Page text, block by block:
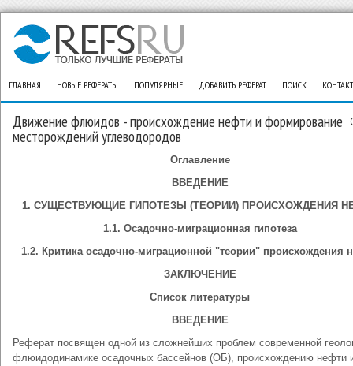
ГЛАВНАЯ НОВЫЕ РЕФЕРАТЫ ПОПУЛЯРНЫЕ ДОБАВИТЬ РЕФЕРАТ ПОИСК
Движение флюидов - происхождение нефти и формирование
месторождений углеводородов
Оглавление
ВВЕДЕНИЕ
1. СУЩЕСТВУЮЩИЕ ГИПОТЕЗЫ (ТЕОРИИ) ПРОИСХОЖДЕНИЯ
1.1. Осадочно-миграционная гипотеза
1.2. Критика осадочно-миграционной "теории" происхождения
ЗАКЛЮЧЕНИЕ
Список литературы
ВВЕДЕНИЕ
Реферат посвящен одной из сложнейших проблем современной
флюидодинамике осадочных бассейнов (ОБ), происхождению нефти